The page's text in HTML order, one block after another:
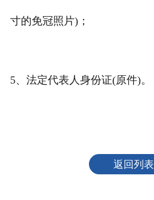
寸的免冠照片)；
5、法定代表人身份证(原件)。
返回列表